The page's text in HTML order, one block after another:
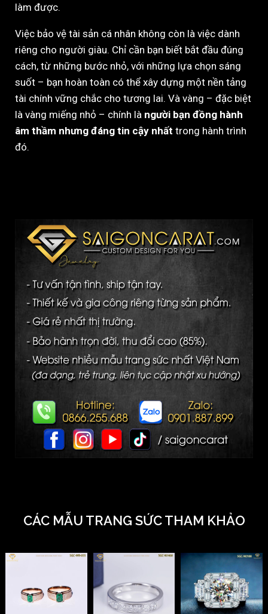
làm được.
Việc bảo vệ tài sản cá nhân không còn là việc dành
riêng cho người giàu. Chỉ cần bạn biết bắt đầu đúng
cách, từ những bước nhỏ, với những lựa chọn sáng
suốt – bạn hoàn toàn có thể xây dựng một nền tảng
tài chính vững chắc cho tương lai. Và vàng – đặc biệt
là vàng miếng nhỏ – chính là người bạn đồng hành
âm thầm nhưng đáng tin cậy nhất trong hành trình
đó.
CÁC MẪU TRANG SỨC THAM KHẢO